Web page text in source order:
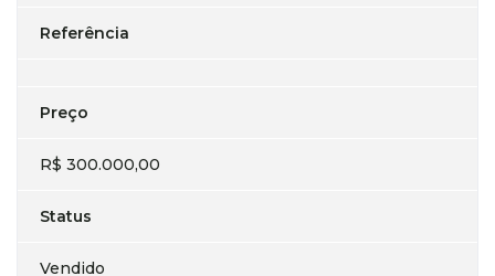
Referência
Preço
R$ 300.000,00
Status
Vendido